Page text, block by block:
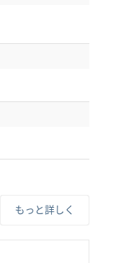
もっと詳しく